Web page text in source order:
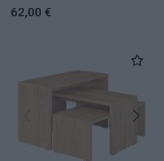
62,00 €